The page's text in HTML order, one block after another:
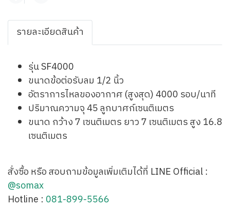
รายละเอียดสินค้า
รุ่น SF4000
ขนาดข้อต่อรับลม 1/2 นิ้ว
อัตราการไหลของอากาศ (สูงสุด) 4000 รอบ/นาที
ปริมาณความจุ 45 ลูกบาศก์เซนติเมตร
ขนาด กว้าง 7 เซนติเมตร ยาว 7 เซนติเมตร สูง 16.8
เซนติเมตร
สั่งซื้อ หรือ สอบถามข้อมูลเพิ่มเติมได้ที่ LINE Official :
@somax
Hotline : 081-899-5566